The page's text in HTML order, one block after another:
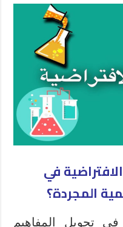
في
المجردة؟
في تحويل المفاهيم